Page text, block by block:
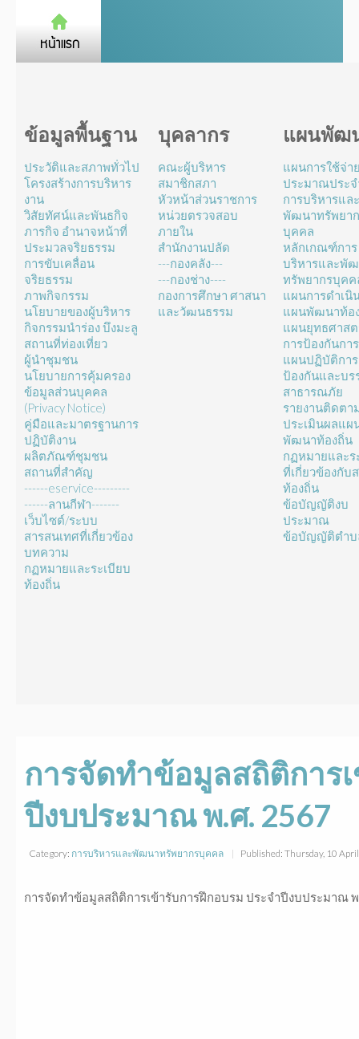
ข้อมูลพื้นฐาน
ประวัติและสภาพทั่วไป
โครงสร้างการบริหาร
งาน
วิสัยทัศน์และพันธกิจ
ภารกิจ อำนาจหน้าที่
ประมวลจริยธรรม
การขับเคลื่อน
จริยธรรม
ภาพกิจกรรม
นโยบายของผู้บริหาร
กิจกรรมนำร่อง บึงมะลู
สถานที่ท่องเที่ยว
ผู้นำชุมชน
นโยบายการคุ้มครอง
ข้อมูลส่วนบุคคล
(Privacy Notice)
คู่มือและมาตรฐานการ
ปฏิบัติงาน
ผลิตภัณฑ์ชุมชน
สถานที่สำคัญ
------eservice---------
------ลานกีฬา-------
เว็บไซต์/ระบบ
สารสนเทศที่เกี่ยวข้อง
บทความ
กฏหมายและระเบียบ
ท้องถิ่น
บุคลากร
คณะผู้บริหาร
สมาชิกสภา
หัวหน้าส่วนราชการ
หน่วยตรวจสอบ
ภายใน
สำนักงานปลัด
---กองคลัง---
---กองช่าง----
กองการศึกษา ศาสนา
และวัฒนธรรม
แผนพัฒ
แผนการใช้จ่า
ประมาณประ
การบริหารแล
พัฒนาทรัพยา
บุคคล
หลักเกณฑ์การ
บริหารและพั
ทรัพยากรบุคค
แผนการดำเนิ
แผนพัฒนาท้อ
แผนยุทธศาส
การป้องกันกา
แผนปฏิบัติการ
ป้องกันและบร
สาธารณภัย
รายงานติดตา
ประเมินผลแผ
พัฒนาท้องถิ่น
กฏหมายและร
ที่เกี่ยวข้องกับ
ท้องถิ่น
ข้อบัญญัติงบ
ประมาณ
ข้อบัญญัติตำบ
การจัดทำข้อมูลสถิติการ
ปีงบประมาณ พ.ศ. 2567
Category: การบริหารและพัฒนาทรัพยากรบุคคล Published: Thursday, 10
การจัดทำข้อมูลสถิติการเข้ารับการฝึกอบรม ประจำปีงบประมาณ